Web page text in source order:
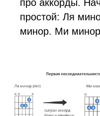
про аккорды.
простой: Ля
минор. Ми минор